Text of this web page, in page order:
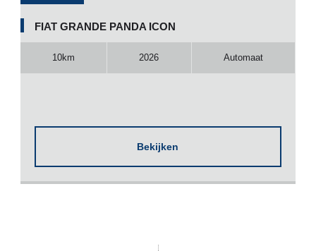
FIAT GRANDE PANDA ICON
10km 2026 Automaat
Bekijken